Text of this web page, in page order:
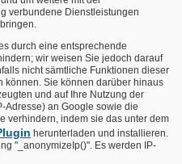
verbundene Dienstleistungen
durch eine entsprechende
wir weisen Sie jedoch darauf
nicht sämtliche Funktionen dieser
können. Sie können darüber hinaus
und auf Ihre Nutzung der
Adresse) an Google sowie die
verhindern, indem sie das unter dem
herunterladen und installieren.
"_anonymizeIp()". Es werden IP-